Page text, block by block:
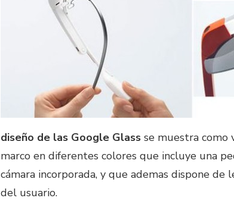
diseño de las Google Glass se muestra como
marco en diferentes colores que incluye una
cámara incorporada, y que ademas dispone
del usuario.